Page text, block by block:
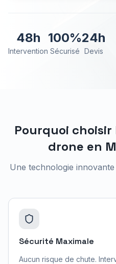
48h
Intervention
100%
Sécurisé
24h
Devis
Pourquoi
drone en
Une technologie
Sécurité Maximale
Aucun risque de chute.